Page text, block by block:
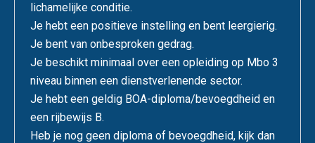
lichamelijke conditie.
Je hebt een positieve instelling en bent leergierig.
Je bent van onbesproken gedrag.
Je beschikt minimaal over een opleiding op Mbo 3
niveau binnen een dienstverlenende sector.
Je hebt een geldig BOA-diploma/bevoegdheid en
een rijbewijs B.
Heb je nog geen diploma of bevoegdheid, kijk dan